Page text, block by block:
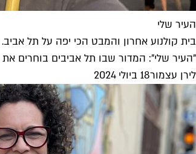
העיר שלי
בית קולנוע אחרון והמבט הכי יפה על תל
"העיר שלי": המדור שבו תל אביבים בוחרים
לירן עצמור18 ביולי 2024